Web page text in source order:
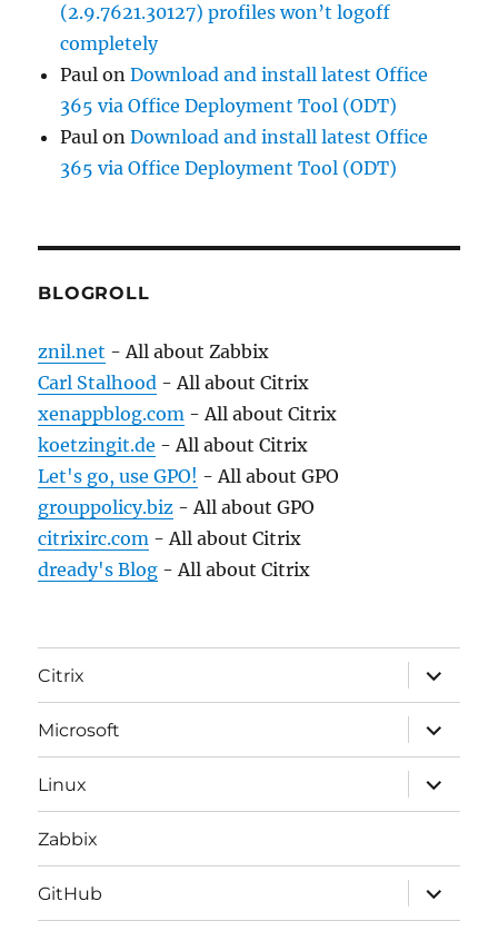
(2.9.7621.30127) profiles won’t logoff
completely
Paul onDownload and install latest Office
365 via Office Deployment Tool (ODT)
Paul onDownload and install latest Office
365 via Office Deployment Tool (ODT)
BLOGROLL
znil.net - All about Zabbix
Carl Stalhood - All about Citrix
xenappblog.com - All about Citrix
koetzingit.de - All about Citrix
Let's go, use GPO! - All about GPO
grouppolicy.biz - All about GPO
citrixirc.com - All about Citrix
dready's Blog - All about Citrix
Citrix
expand
child
menu
Microsoft
expand
child
menu
Linux
expand
child
menu
Zabbix
GitHub
expand
child
menu